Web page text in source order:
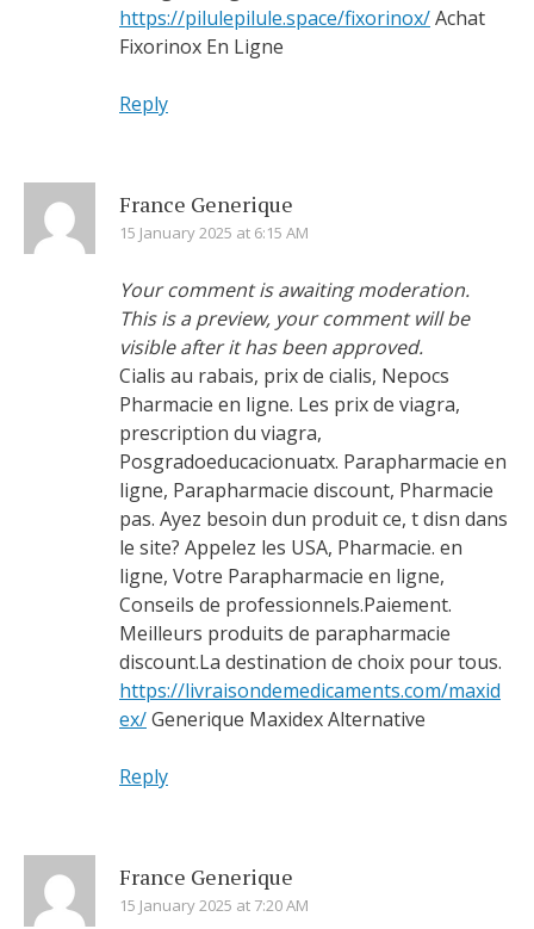
https://pilulepilule.space/fixorinox/Achat
Fixorinox En Ligne
Reply
France Generique
15 January 2025 at 6:15 AM
Your comment is awaiting moderation.
This is a preview, your comment will be
visible after it has been approved.
Cialis au rabais, prix de cialis, Nepocs
Pharmacie en ligne. Les prix de viagra,
prescription du viagra,
Posgradoeducacionuatx. Parapharmacie en
ligne, Parapharmacie discount, Pharmacie
pas. Ayez besoin dun produit ce, t disn dans
le site? Appelez les USA, Pharmacie. en
ligne, Votre Parapharmacie en ligne,
Conseils de professionnels.Paiement.
Meilleurs produits de parapharmacie
discount.La destination de choix pour tous.
https://livraisondemedicaments.com/maxid
ex/Generique Maxidex Alternative
Reply
France Generique
15 January 2025 at 7:20 AM